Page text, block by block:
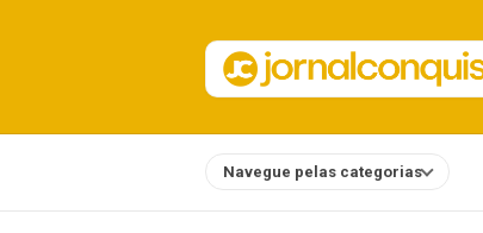
Navegue pelas categorias